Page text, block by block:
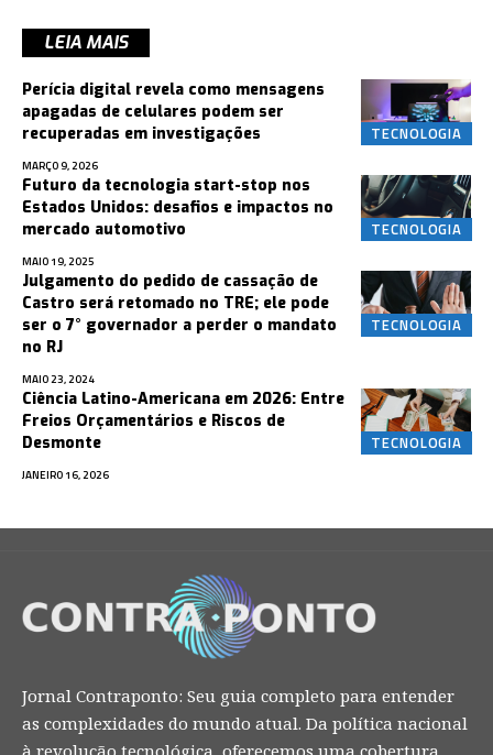
LEIA MAIS
TECNOLOGIA
Perícia digital revela como mensagens
apagadas de celulares podem ser
recuperadas em investigações
MARÇO 9, 2026
TECNOLOGIA
Futuro da tecnologia start-stop nos
Estados Unidos: desafios e impactos no
mercado automotivo
MAIO 19, 2025
TECNOLOGIA
Julgamento do pedido de cassação de
Castro será retomado no TRE; ele pode
ser o 7° governador a perder o mandato
no RJ
MAIO 23, 2024
TECNOLOGIA
Ciência Latino-Americana em 2026: Entre
Freios Orçamentários e Riscos de
Desmonte
JANEIRO 16, 2026
Jornal Contraponto: Seu guia completo para entender
as complexidades do mundo atual. Da política nacional